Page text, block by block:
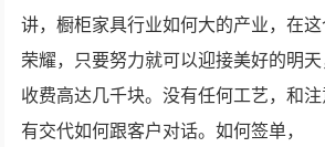
讲，橱柜家具行业如何大的产业，在
荣耀，只要努力就可以迎接美好的明天
收费高达几千块。没有任何工艺，和
有交代如何跟客户对话。如何签单，